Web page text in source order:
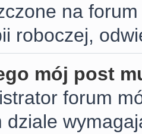
na
roboczej,
mój post
forum
dziale